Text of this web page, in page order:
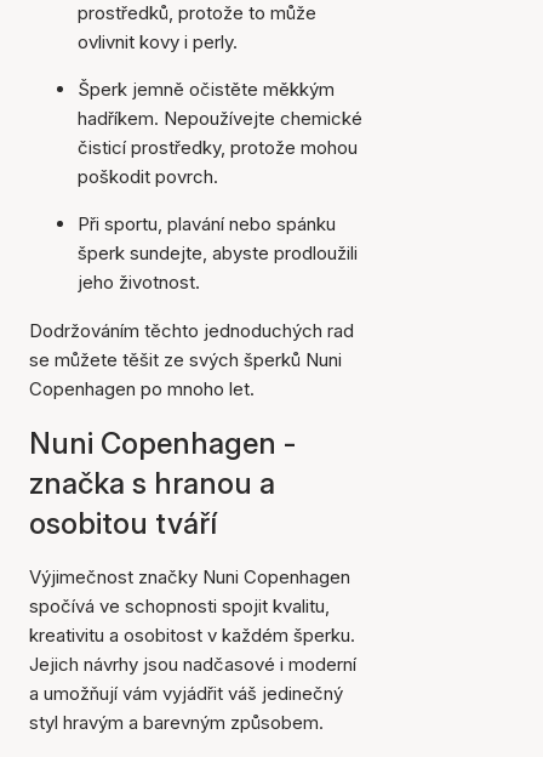
prostředků, protože to může
ovlivnit kovy i perly.
Šperk jemně očistěte měkkým
hadříkem. Nepoužívejte chemické
čisticí prostředky, protože mohou
poškodit povrch.
Při sportu, plavání nebo spánku
šperk sundejte, abyste prodloužili
jeho životnost.
Dodržováním těchto jednoduchých rad
se můžete těšit ze svých šperků Nuni
Copenhagen po mnoho let.
Nuni Copenhagen -
značka s hranou a
osobitou tváří
Výjimečnost značky Nuni Copenhagen
spočívá ve schopnosti spojit kvalitu,
kreativitu a osobitost v každém šperku.
Jejich návrhy jsou nadčasové i moderní
a umožňují vám vyjádřit váš jedinečný
styl hravým a barevným způsobem.